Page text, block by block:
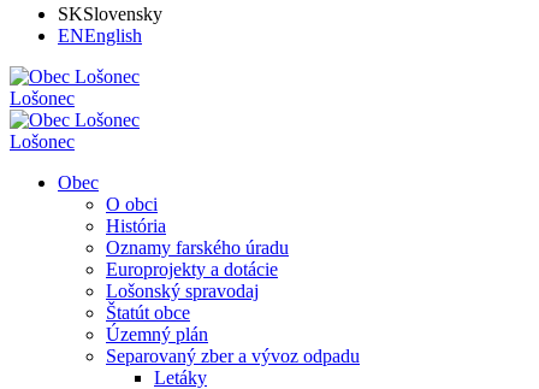
SKSlovensky
ENEnglish
Lošonec
Lošonec
Obec
O obci
História
Oznamy farského úradu
Europrojekty a dotácie
Lošonský spravodaj
Štatút obce
Územný plán
Separovaný zber a vývoz odpadu
Letáky